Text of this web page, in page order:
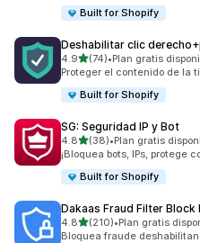
Built for Shopify
Deshabilitar clic
4.9de 5 estrellas
(74)
74 reseñas en total
•Plan gratis
Proteger el contenido de la
Built for Shopify
SG: Seguridad IP y Bot
4.8de 5 estrellas
(38)
38 reseñas en total
•Plan gratis
¡Bloquea bots, IPs, protege
Built for Shopify
Dakaas Fraud Filter Block
4.8de 5 estrellas
(210)
210 reseñas en total
•Plan gratis
Bloquea fraude